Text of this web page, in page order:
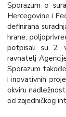
Sporazum o
Hercegovine i
definirana
hrane,
potpisali su 2.
ravnatelj
Sporazum
i inovativnih
okviru
od zajedničkog